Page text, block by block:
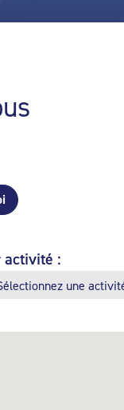
activité :